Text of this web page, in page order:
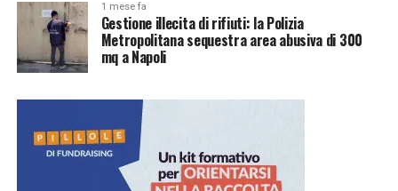
1 mese fa
Gestione illecita di rifiuti: la Polizia
Metropolitana sequestra area abusiva di 300
mq a Napoli